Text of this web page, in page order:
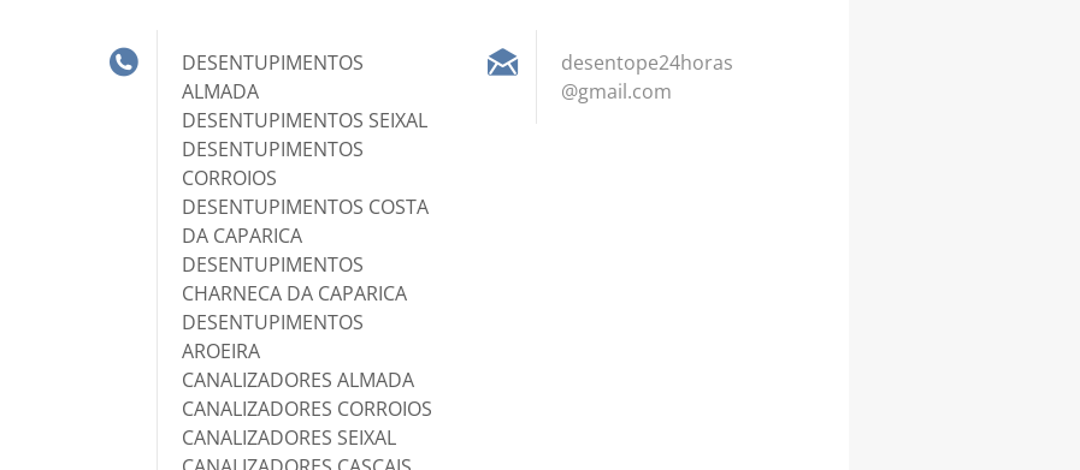
DESENTUPIMENTOS
ALMADA
DESENTUPIMENTOS SEIXAL
DESENTUPIMENTOS
CORROIOS
DESENTUPIMENTOS COSTA
DA CAPARICA
DESENTUPIMENTOS
CHARNECA DA CAPARICA
DESENTUPIMENTOS
AROEIRA
CANALIZADORES ALMADA
CANALIZADORES CORROIOS
CANALIZADORES SEIXAL
desentope24horas
@gmail.com